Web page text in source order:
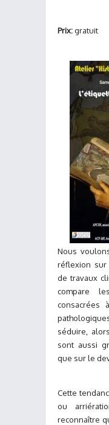
Prix:gratuit
Nous
réflexion sur
de travaux
compare
consacrées
séduire,
sont aussi
que sur le
Cette
ou
reconnaître